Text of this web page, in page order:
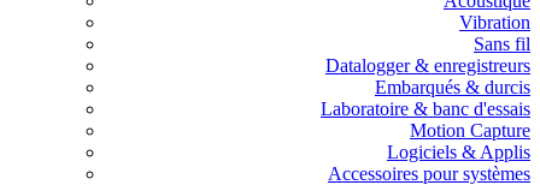
Vibration
Sans fil
Datalogger & enregistreurs
Embarqués & durcis
Laboratoire & banc d'essais
Motion Capture
Logiciels & Applis
Accessoires pour systèmes